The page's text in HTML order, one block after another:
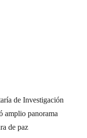
de Investigación
amplio panorama
de paz